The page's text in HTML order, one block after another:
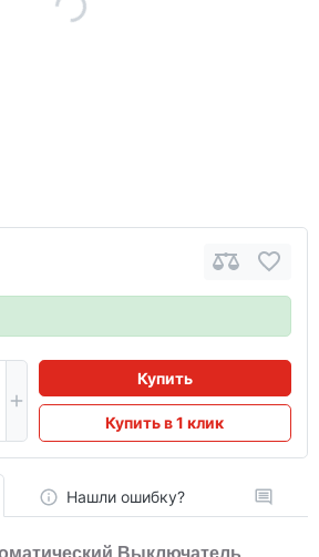
Купить
Купить в 1 клик
Нашли ошибку?